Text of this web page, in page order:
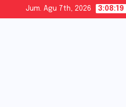
Jum. Agu 7th, 2026 3:08:20